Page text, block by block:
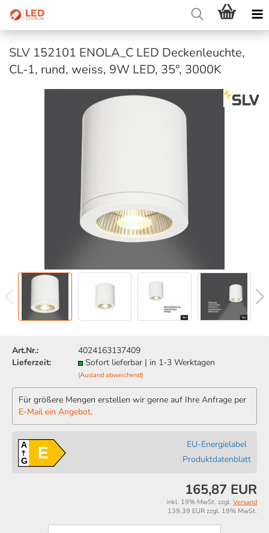
SLV 152101 ENOLA_C LED Deckenleuchte,
CL-1, rund, weiss, 9W LED, 35°, 3000K
Art.Nr.:
4024163137409
Lieferzeit:
Sofort lieferbar | in 1-3 Werktagen
(Ausland abweichend)
Für größere Mengen erstellen wir gerne auf Ihre Anfrage per
E-Mail ein Angebot.
A
GE
EU-Energielabel
Produktdatenblatt
165,87 EUR
inkl. 19% MwSt. zzgl. Versand
139,39 EUR zzgl. 19% MwSt.